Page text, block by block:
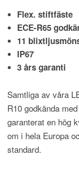
Flex. stiftfäste
ECE-R65
11
IP67
3 års garanti
Samtliga av våra
R10 godkända
garanterat en hög
om i hela Europa
standard.